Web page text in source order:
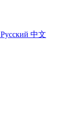
Русский 中文